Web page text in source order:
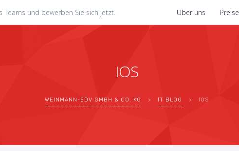
Teams und bewerben Sie sich jetzt. Über uns Preise
IOS
WEINMANN-EDV GMBH & CO. KG > IT BLOG > IOS